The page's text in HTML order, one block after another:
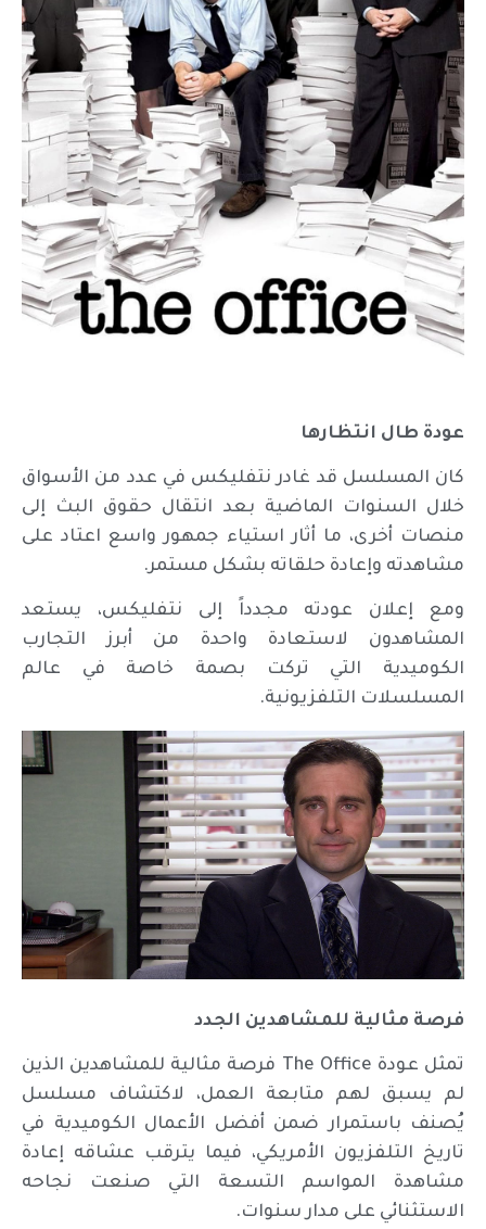
عودة طال انتظارها
كان المسلسل قد غادر نتفليكس في عدد من الأسواق
خلال السنوات الماضية بعد انتقال حقوق البث إلى
منصات أخرى، ما أثار استياء جمهور واسع اعتاد على
مشاهدته وإعادة حلقاته بشكل مستمر.
ومع إعلان عودته مجدداً إلى نتفليكس، يستعد
المشاهدون لاستعادة واحدة من أبرز التجارب
الكوميدية التي تركت بصمة خاصة في عالم
المسلسلات التلفزيونية.
فرصة مثالية للمشاهدين الجدد
تمثل عودة The Office فرصة مثالية للمشاهدين الذين
لم يسبق لهم متابعة العمل، لاكتشاف مسلسل
يُصنف باستمرار ضمن أفضل الأعمال الكوميدية في
تاريخ التلفزيون الأمريكي، فيما يترقب عشاقه إعادة
مشاهدة المواسم التسعة التي صنعت نجاحه
الاستثنائي على مدار سنوات.